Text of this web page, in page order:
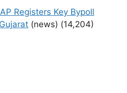
Registers Key Bypoll
(news) (14,204)